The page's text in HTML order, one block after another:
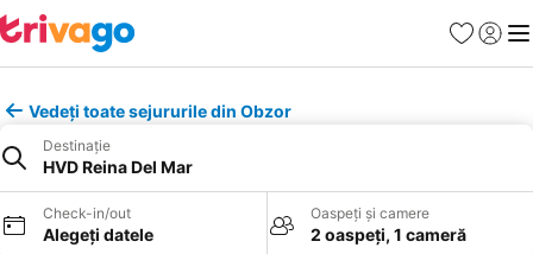
Favorite
Vedeți toate sejururile din Obzor
Destinație
HVD Reina Del Mar
Check-in/out
Alegeți datele
Oaspeți și camere
2 oaspeți, 1 cameră